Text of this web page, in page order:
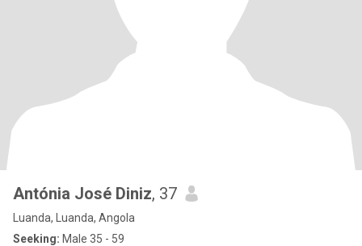
Antónia José Diniz, 37
Luanda, Luanda, Angola
Seeking: Male 35 - 59